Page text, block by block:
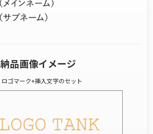
納品画像イメージ
ロゴマーク+挿入文字のセット